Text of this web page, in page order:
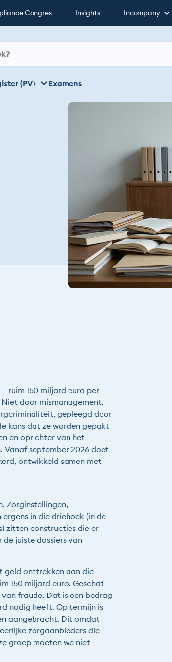
Congres Insights Incompany
(PV) Examens
ruim 150 miljard euro per
door mismanagement.
gepleegd door
kans dat ze worden gepakt
en oprichter van het
Vanaf september 2026 doet
ontwikkeld samen met
Zorginstellingen,
in die driehoek (in de
zitten constructies die er
juiste dossiers van
geld onttrekken aan die
150 miljard euro. Geschat
fraude. Dat is een bedrag
nodig heeft. Op termijn is
aangebracht. Dit omdat
zorgaanbieders die
groep moeten we niet